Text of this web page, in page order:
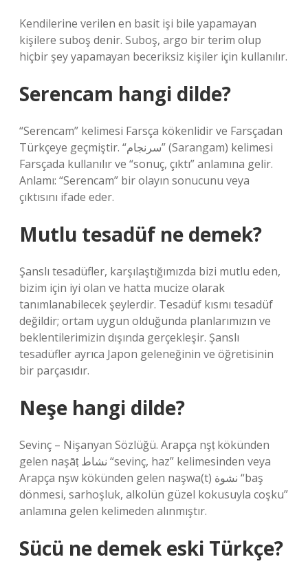
Kendilerine verilen en basit işi bile yapamayan
kişilere suboş denir. Suboş, argo bir terim olup
hiçbir şey yapamayan beceriksiz kişiler için kullanılır.
Serencam hangi dilde?
“Serencam” kelimesi Farsça kökenlidir ve Farsçadan
Türkçeye geçmiştir. “سرنجام” (Sarangam) kelimesi
Farsçada kullanılır ve “sonuç, çıktı” anlamına gelir.
Anlamı: “Serencam” bir olayın sonucunu veya
çıktısını ifade eder.
Mutlu tesadüf ne demek?
Şanslı tesadüfler, karşılaştığımızda bizi mutlu eden,
bizim için iyi olan ve hatta mucize olarak
tanımlanabilecek şeylerdir. Tesadüf kısmı tesadüf
değildir; ortam uygun olduğunda planlarımızın ve
beklentilerimizin dışında gerçekleşir. Şanslı
tesadüfler ayrıca Japon geleneğinin ve öğretisinin
bir parçasıdır.
Neşe hangi dilde?
Sevinç – Nişanyan Sözlüğü. Arapça nşṭ kökünden
gelen naşāṭ نشاط “sevinç, haz” kelimesinden veya
Arapça nşw kökünden gelen naşwa(t) نشوة “baş
dönmesi, sarhoşluk, alkolün güzel kokusuyla coşku”
anlamına gelen kelimeden alınmıştır.
Sücü ne demek eski Türkçe?